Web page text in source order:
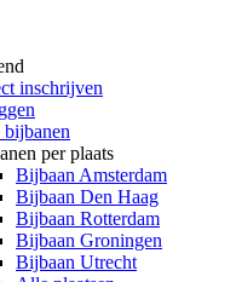
inschrijven
per plaats
Bijbaan Amsterdam
Bijbaan Den Haag
Bijbaan Rotterdam
Bijbaan Groningen
Bijbaan Utrecht